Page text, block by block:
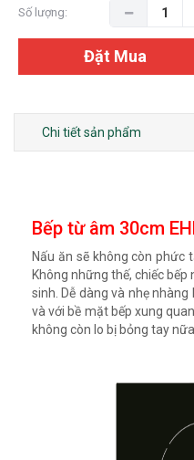
Số lượng:
Đặt Mua
Chi tiết sản phẩm
Bếp từ âm 30cm
Nấu ăn sẽ không còn phức
Không những thế, chiếc
sinh. Dễ dàng và nhẹ
và với bề mặt bếp xung
không còn lo bị bỏng tay